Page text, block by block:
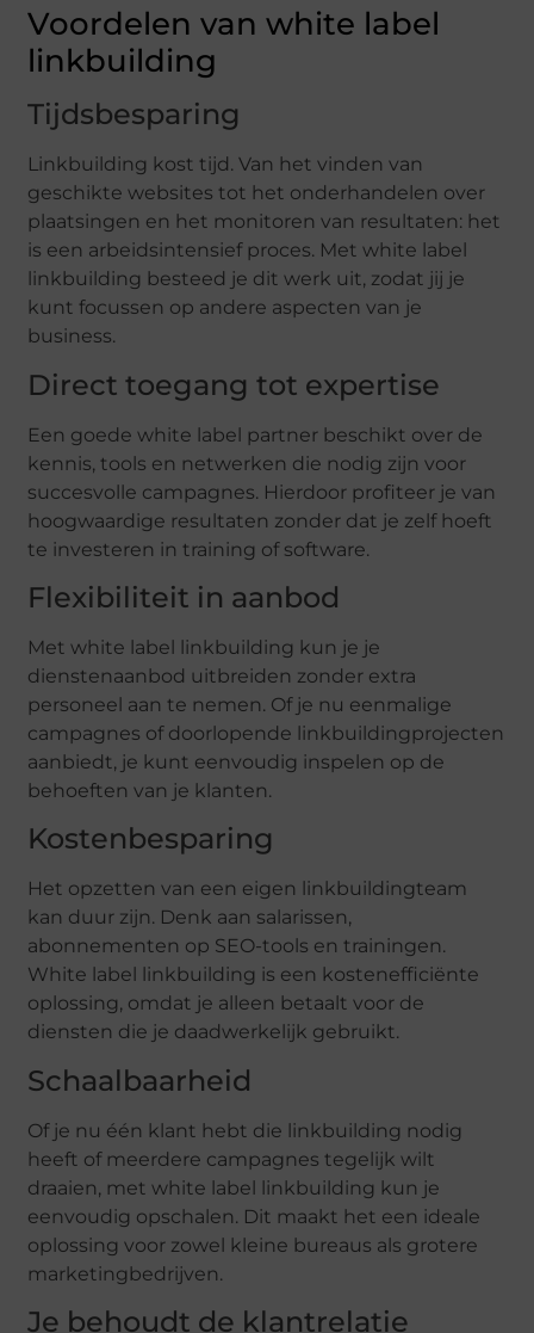
Voordelen van white label
linkbuilding
Tijdsbesparing
Linkbuilding kost tijd. Van het vinden van
geschikte websites tot het onderhandelen over
plaatsingen en het monitoren van resultaten: het
is een arbeidsintensief proces. Met white label
linkbuilding besteed je dit werk uit, zodat jij je
kunt focussen op andere aspecten van je
business.
Direct toegang tot expertise
Een goede white label partner beschikt over de
kennis, tools en netwerken die nodig zijn voor
succesvolle campagnes. Hierdoor profiteer je van
hoogwaardige resultaten zonder dat je zelf hoeft
te investeren in training of software.
Flexibiliteit in aanbod
Met white label linkbuilding kun je je
dienstenaanbod uitbreiden zonder extra
personeel aan te nemen. Of je nu eenmalige
campagnes of doorlopende linkbuildingprojecten
aanbiedt, je kunt eenvoudig inspelen op de
behoeften van je klanten.
Kostenbesparing
Het opzetten van een eigen linkbuildingteam
kan duur zijn. Denk aan salarissen,
abonnementen op SEO-tools en trainingen.
White label linkbuilding is een kostenefficiënte
oplossing, omdat je alleen betaalt voor de
diensten die je daadwerkelijk gebruikt.
Schaalbaarheid
Of je nu één klant hebt die linkbuilding nodig
heeft of meerdere campagnes tegelijk wilt
draaien, met white label linkbuilding kun je
eenvoudig opschalen. Dit maakt het een ideale
oplossing voor zowel kleine bureaus als grotere
marketingbedrijven.
Je behoudt de klantrelatie